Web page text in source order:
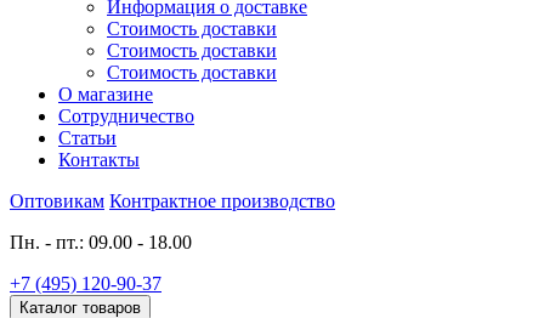
Информация о доставке
Стоимость доставки
Стоимость доставки
Стоимость доставки
О магазине
Сотрудничество
Статьи
Контакты
Оптовикам Контрактное производство
Пн. - пт.: 09.00 - 18.00
+7 (495) 120-90-37
Каталог товаров